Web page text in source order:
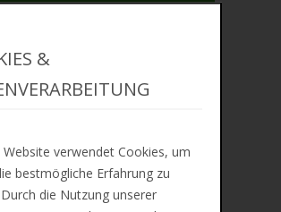
&
Website verwendet Cookies, um
bestmögliche Erfahrung zu
die Nutzung unserer
IN DEN WARENKORB
ZUR MERKLISTE
ca. zwischen Mi, 12. Aug und Fr, 14.